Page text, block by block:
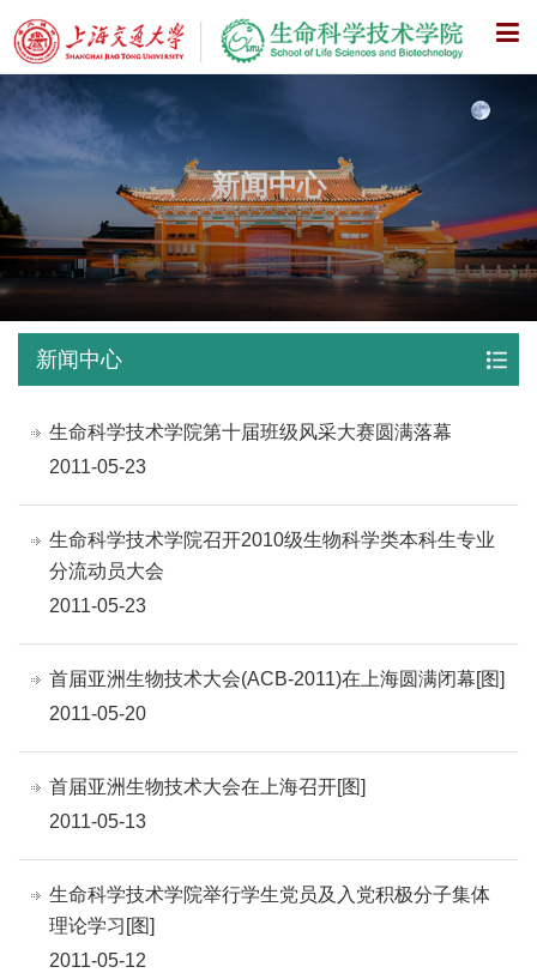
X
新闻中心
新闻中心
生命科学技术学院第十届班级风采大赛圆满落幕
2011-05-23
生命科学技术学院召开2010级生物科学类本科生专业
分流动员大会
2011-05-23
首届亚洲生物技术大会(ACB-2011)在上海圆满闭幕[图]
2011-05-20
首届亚洲生物技术大会在上海召开[图]
2011-05-13
生命科学技术学院举行学生党员及入党积极分子集体
理论学习[图]
2011-05-12